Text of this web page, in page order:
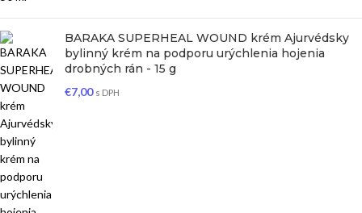
BARAKA SUPERHEAL WOUND krém Ajurvédsky
bylinný krém na podporu urýchlenia hojenia
drobných rán - 15 g
€7,00 s DPH